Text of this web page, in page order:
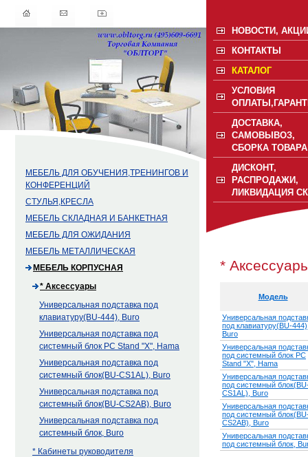
МЕБЕЛЬ ДЛЯ ОБУЧЕНИЯ,ТРЕНИНГОВ И
КОНФЕРЕНЦИЙ
СТУЛЬЯ,КРЕСЛА
МЕБЕЛЬ СКЛАДНАЯ И БАНКЕТНАЯ
МЕБЕЛЬ ДЛЯ ОЖИДАНИЯ
МЕБЕЛЬ МЕТАЛЛИЧЕСКАЯ
МЕБЕЛЬ КОРПУСНАЯ
* Аксессуары
Универсальная подставка под
клавиатуру(BU-444), Buro
Универсальная подставка под
системный блок PC Stand "X", Hama
Универсальная подставка под
системный блок(BU-CS1AL), Buro
Универсальная подставка под
системный блок(BU-CS2AB), Buro
Универсальная подставка под
системный блок, Buro
* Кабинеты руководителя
НОВОСТИ,
КОНТАКТЫ
КАТАЛОГ
УСЛОВИЯ
ДОСТАВКА,
САМОВЫВОЗ,
СБОРКА ТОВАРА
ДИСКОНТ,
РАСПРОДАЖИ,
ЛИКВИДАЦИЯ
*
Модель
Универсальная
под клавиатуру(BU-
Buro
Универсальная
под системный блок PC
Stand "X", Hama
Универсальная
под системный
CS1AL), Buro
Универсальная
под системный
CS2AB), Buro
Универсальная
под системный блок,